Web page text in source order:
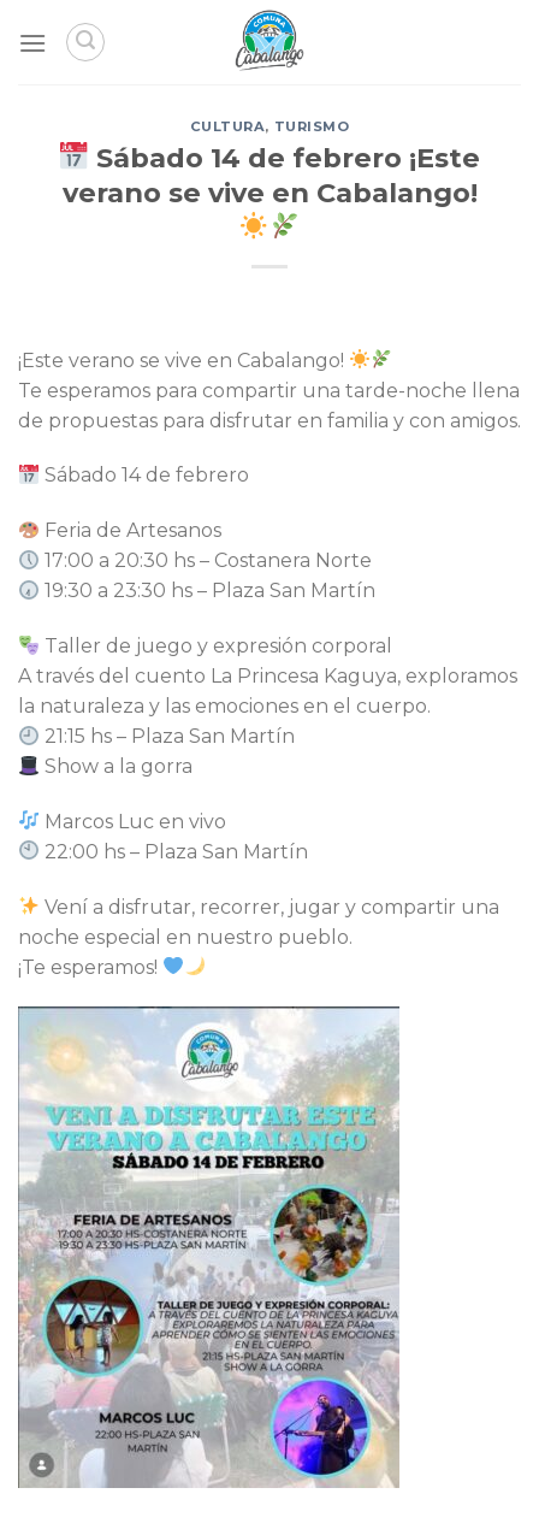
CULTURA, TURISMO
Sábado 14 de febrero ¡Este
verano se vive en Cabalango!
¡Este verano se vive en Cabalango!
Te esperamos para compartir una tarde-noche llena
de propuestas para disfrutar en familia y con amigos.
Sábado 14 de febrero
Feria de Artesanos
17:00 a 20:30 hs – Costanera Norte
19:30 a 23:30 hs – Plaza San Martín
Taller de juego y expresión corporal
A través del cuento La Princesa Kaguya, exploramos
la naturaleza y las emociones en el cuerpo.
21:15 hs – Plaza San Martín
Show a la gorra
Marcos Luc en vivo
22:00 hs – Plaza San Martín
Vení a disfrutar, recorrer, jugar y compartir una
noche especial en nuestro pueblo.
¡Te esperamos!